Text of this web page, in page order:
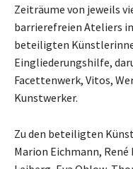
Zeiträume von jeweils
barrierefreien Ateliers
beteiligten
Eingliederungshilfe,
Facettenwerk, Vitos,
Kunstwerker.
Zu den beteiligten
Marion Eichmann,